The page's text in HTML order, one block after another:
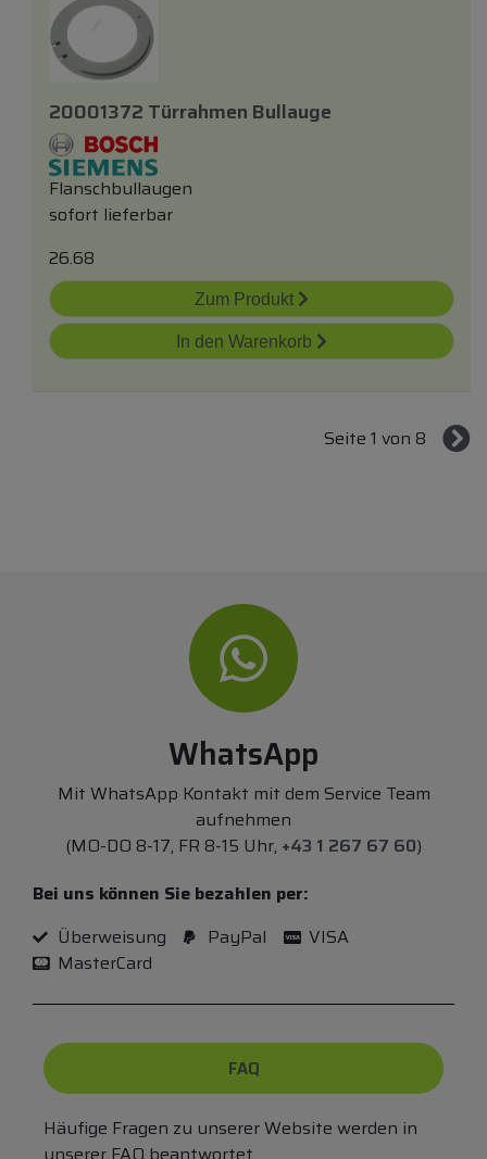
20001372 Türrahmen Bullauge
Flanschbullaugen
sofort lieferbar
26.68
Zum Produkt
In den Warenkorb
Seite 1 von 8
WhatsApp
Mit WhatsApp Kontakt mit dem Service Team
aufnehmen
(MO-DO 8-17, FR 8-15 Uhr, +43 1 267 67 60)
Bei uns können Sie bezahlen per:
Überweisung
PayPal
VISA
MasterCard
FAQ
Häufige Fragen zu unserer Website werden in